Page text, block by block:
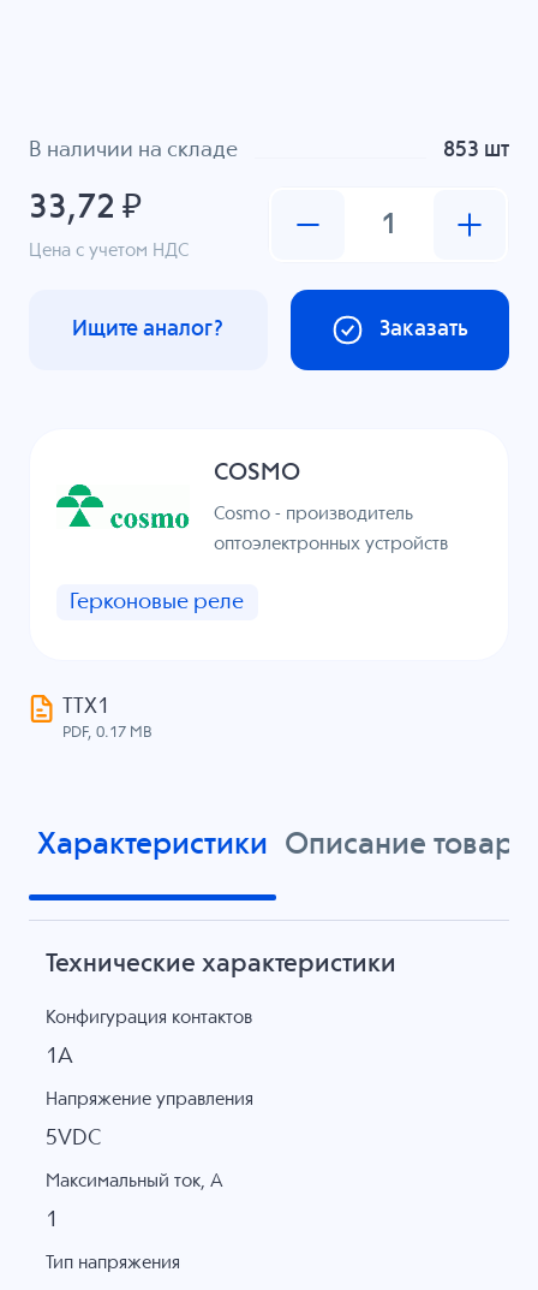
В наличии на складе 853 шт
33,72 ₽
Цена с учетом НДС
Заказать
Ищите аналог?
COSMO
Cosmo - производитель
оптоэлектронных устройств
Герконовые реле
ТТХ1
PDF, 0.17 MB
Характеристики Описание товара
Технические характеристики
Конфигурация контактов
1A
Напряжение управления
5VDC
Максимальный ток, А
1
Тип напряжения